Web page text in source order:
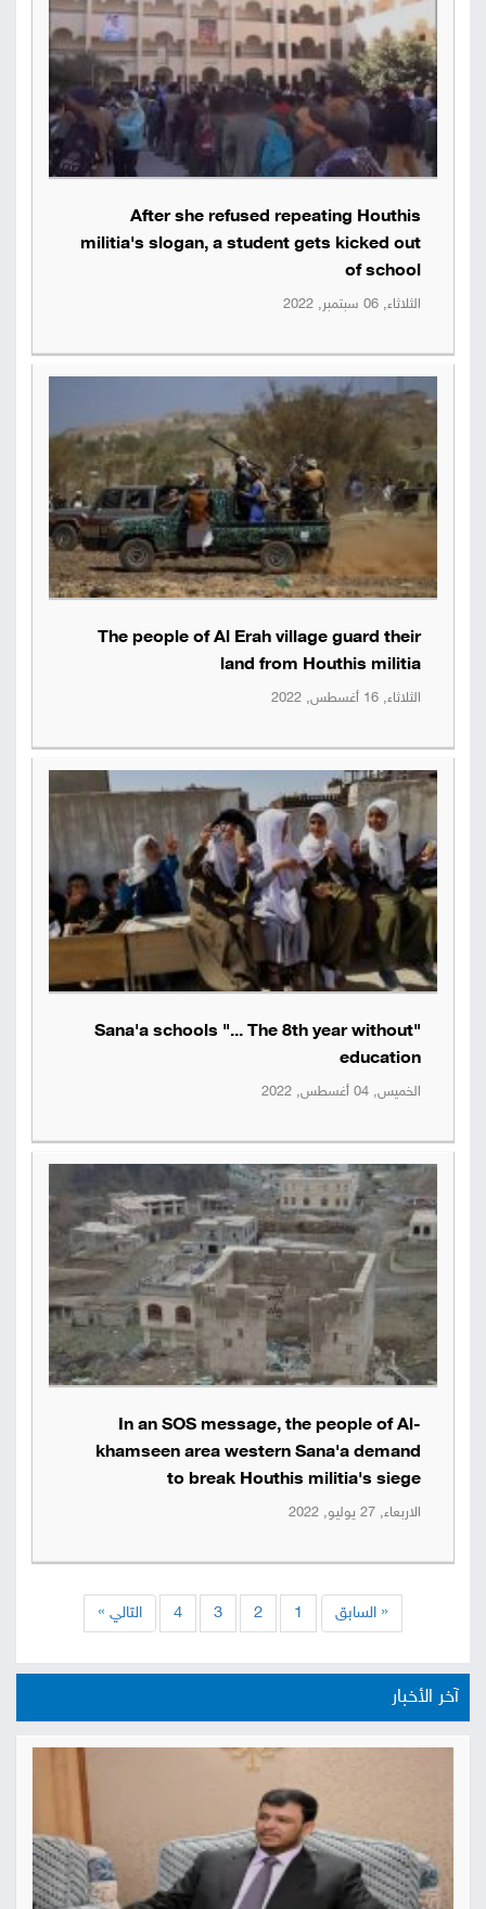
After she refused repeating Houthis
militia's slogan, a student gets kicked out
of school
الثلاثاء, 06 سبتمبر, 2022
The people of Al Erah village guard their
land from Houthis militia
الثلاثاء, 16 أغسطس, 2022
"Sana'a schools "... The 8th year without
education
الخميس, 04 أغسطس, 2022
In an SOS message, the people of Al-
khamseen area western Sana'a demand
to break Houthis militia's siege
الاربعاء, 27 يوليو, 2022
« السابق 1
2
3
4 التالي »
آخر الأخبار